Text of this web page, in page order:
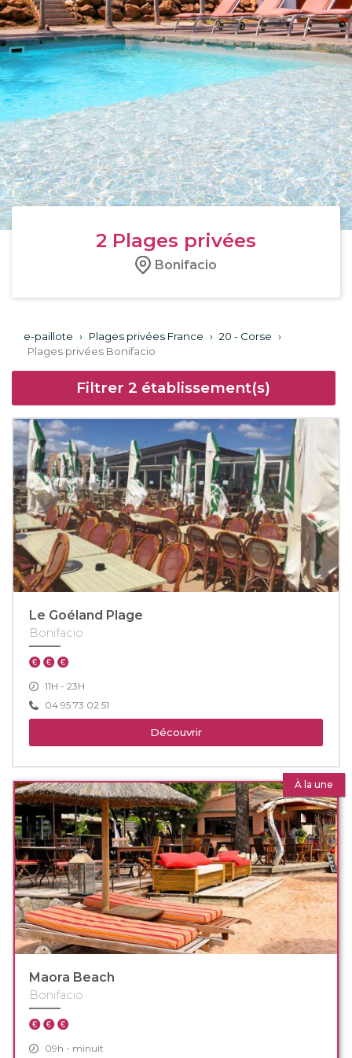
2 Plages privées
Bonifacio
e-paillote › Plages privées France › 20 - Corse ›
Plages privées Bonifacio
Filtrer 2 établissement(s)
Le Goéland Plage
Bonifacio
11H - 23H
04 95 73 02 51
Découvrir
À la une
Maora Beach
Bonifacio
09h - minuit